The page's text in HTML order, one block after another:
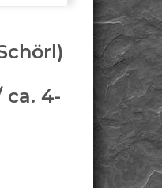
ca. 4-